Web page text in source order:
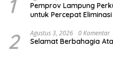
1
Pemprov Lampung
untuk Percepat
2 Agustus 3, 2026 0 Komentar
Selamat Berbahagia